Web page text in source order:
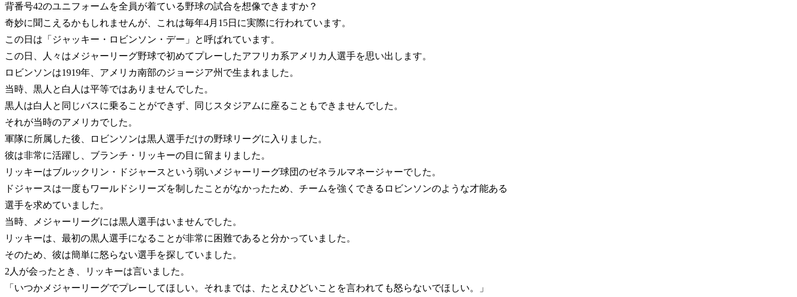
背番号42のユニフォームを全員が着ている野球の試合を想像できますか？
奇妙に聞こえるかもしれませんが、これは毎年4月15日に実際に行われています。
この日は「ジャッキー・ロビンソン・デー」と呼ばれています。
この日、人々はメジャーリーグ野球で初めてプレーしたアフリカ系アメリカ人選手を思い出します。
ロビンソンは1919年、アメリカ南部のジョージア州で生まれました。
当時、黒人と白人は平等ではありませんでした。
黒人は白人と同じバスに乗ることができず、同じスタジアムに座ることもできませんでした。
それが当時のアメリカでした。
軍隊に所属した後、ロビンソンは黒人選手だけの野球リーグに入りました。
彼は非常に活躍し、ブランチ・リッキーの目に留まりました。
リッキーはブルックリン・ドジャースという弱いメジャーリーグ球団のゼネラルマネージャーでした。
ドジャースは一度もワールドシリーズを制したことがなかったため、チームを強くできるロビンソンのような才能ある
選手を求めていました。
当時、メジャーリーグには黒人選手はいませんでした。
リッキーは、最初の黒人選手になることが非常に困難であると分かっていました。
そのため、彼は簡単に怒らない選手を探していました。
2人が会ったとき、リッキーは言いました。
「いつかメジャーリーグでプレーしてほしい。それまでは、たとえひどいことを言われても怒らないでほしい。」